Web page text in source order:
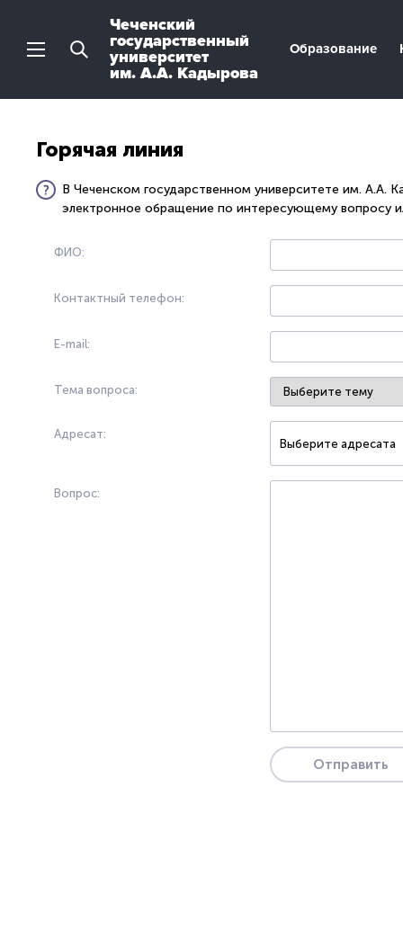
Чеченский
государственный
университет
им. А.А. Кадырова
Образование
Горячая линия
В Чеченском государственном университете им. А.А.
электронное обращение по интересующему вопросу
ФИО:
Контактный телефон:
E-mail:
Тема вопроса:
Адресат:
Выберите адресата
Вопрос:
Отправить